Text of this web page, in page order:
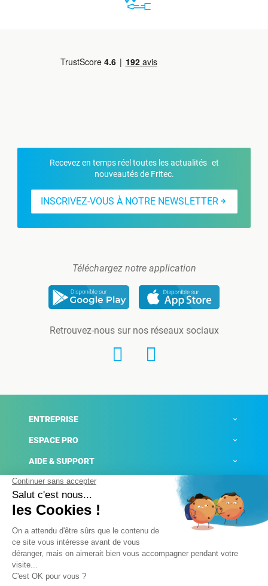
Recevez en temps réel toutes les actualités et
nouveautés de Fritec.
INSCRIVEZ-VOUS À NOTRE NEWSLETTER
Téléchargez notre application
Retrouvez-nous sur nos réseaux sociaux
ENTREPRISE
ESPACE PRO
AIDE & SUPPORT
ACTUALITÉS
Mentions légales